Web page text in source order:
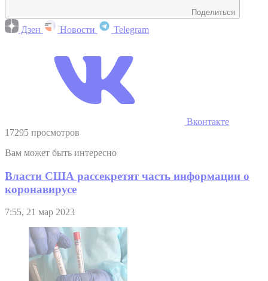
Поделиться
Дзен Новости Telegram
Вконтакте
17295 просмотров
Вам может быть интересно
Власти США рассекретят часть информации о
коронавирусе
7:55, 21 мар 2023